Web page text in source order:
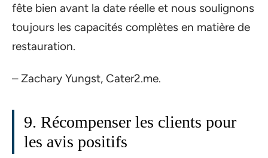
fête bien avant la date réelle et nous soulignons
toujours les capacités complètes en matière de
restauration.
– Zachary Yungst, Cater2.me.
9. Récompenser les clients pour
les avis positifs